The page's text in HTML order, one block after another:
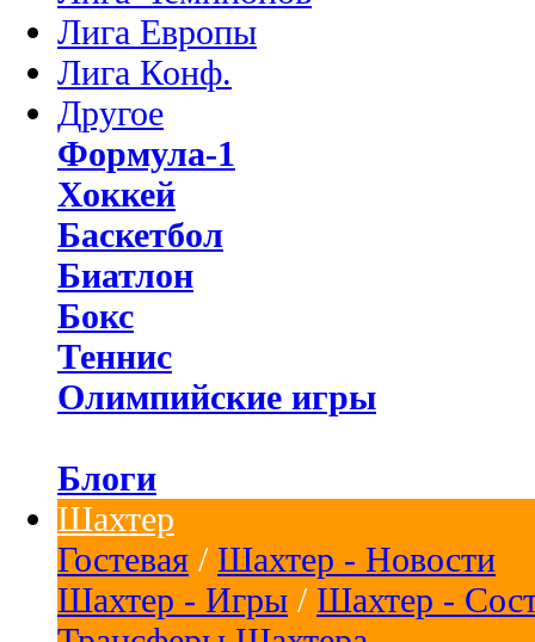
Лига Европы
Лига Конф.
Другое
Формула-1
Хоккей
Баскетбол
Биатлон
Бокс
Теннис
Олимпийские игры
Блоги
Шахтер
Гостевая / Шахтер - Новости
Шахтер - Игры / Шахтер -